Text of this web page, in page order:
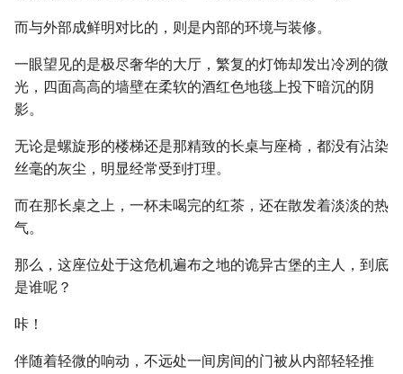
而与外部成鲜明对比的，则是内部的环境与装修。
一眼望见的是极尽奢华的大厅，繁复的灯饰却发出冷冽的微
光，四面高高的墙壁在柔软的酒红色地毯上投下暗沉的阴
影。
无论是螺旋形的楼梯还是那精致的长桌与座椅，都没有沾染
丝毫的灰尘，明显经常受到打理。
而在那长桌之上，一杯未喝完的红茶，还在散发着淡淡的热
气。
那么，这座位处于这危机遍布之地的诡异古堡的主人，到底
是谁呢？
咔！
伴随着轻微的响动，不远处一间房间的门被从内部轻轻推